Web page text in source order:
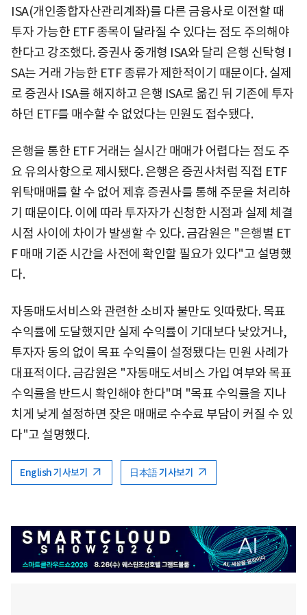
ISA(개인종합자산관리계좌)를 다른 금융사로 이전할 때
투자 가능한 ETF 종목이 달라질 수 있다는 점도 주의해야
한다고 강조했다. 증권사 중개형 ISA와 달리 은행 신탁형 I
SA는 거래 가능한 ETF 종류가 제한적이기 때문이다. 실제
로 증권사 ISA를 해지하고 은행 ISA로 옮긴 뒤 기존에 투자
하던 ETF를 매수할 수 없었다는 민원도 접수됐다.
은행을 통한 ETF 거래는 실시간 매매가 어렵다는 점도 주
요 유의사항으로 제시됐다. 은행은 증권사처럼 직접 ETF
위탁매매를 할 수 없어 제휴 증권사를 통해 주문을 처리하
기 때문이다. 이에 따라 투자자가 신청한 시점과 실제 체결
시점 사이에 차이가 발생할 수 있다. 금감원은 "은행별 ET
F 매매 기준 시간을 사전에 확인할 필요가 있다"고 설명했
다.
자동매도서비스와 관련한 소비자 불만도 잇따랐다. 목표
수익률에 도달했지만 실제 수익률이 기대보다 낮았거나,
투자자 동의 없이 목표 수익률이 설정됐다는 민원 사례가
대표적이다. 금감원은 "자동매도서비스 가입 여부와 목표
수익률을 반드시 확인해야 한다"며 "목표 수익률을 지나
치게 낮게 설정하면 잦은 매매로 수수료 부담이 커질 수 있
다"고 설명했다.
English 기사보기 日本語 기사보기